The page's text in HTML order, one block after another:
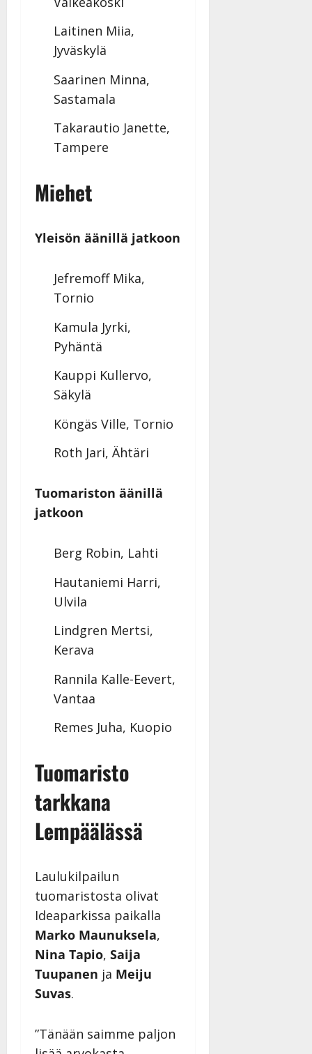
Laitinen Miia,
Jyväskylä
Saarinen Minna,
Sastamala
Takarautio Janette,
Tampere
Miehet
Yleisön äänillä jatkoon
Jefremoff Mika,
Tornio
Kamula Jyrki,
Pyhäntä
Kauppi Kullervo,
Säkylä
Köngäs Ville, Tornio
Roth Jari, Ähtäri
Tuomariston äänillä
jatkoon
Berg Robin, Lahti
Hautaniemi Harri,
Ulvila
Lindgren Mertsi,
Kerava
Rannila Kalle-Eevert,
Vantaa
Remes Juha, Kuopio
Tuomaristo
tarkkana
Lempäälässä
Laulukilpailun
tuomaristosta olivat
Ideaparkissa paikalla
Marko Maunuksela,
Nina Tapio, Saija
Tuupanen ja Meiju
Suvas.
”Tänään saimme paljon